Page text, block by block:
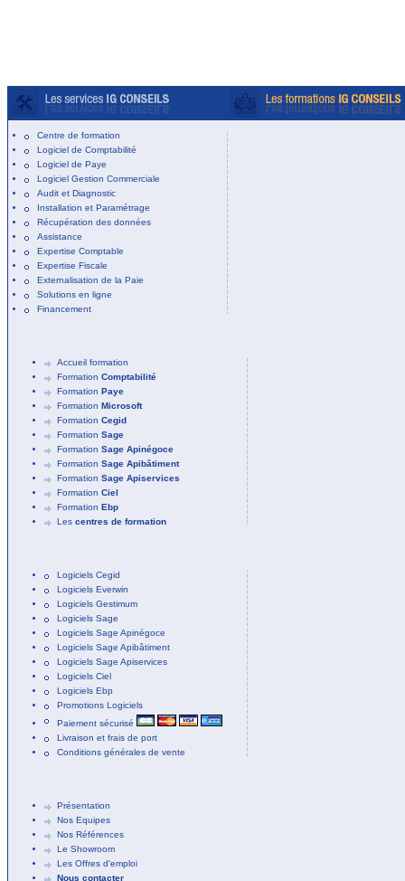
Centre de formation
Logiciel de Comptabilité
Logiciel de Paye
Logiciel Gestion Commerciale
Audit et Diagnostic
Installation et Paramétrage
Récupération des données
Assistance
Expertise Comptable
Expertise Fiscale
Externalisation de la Paie
Solutions en ligne
Financement
Accueil formation
Formation Comptabilité
Formation Paye
Formation Microsoft
Formation Cegid
Formation Sage
Formation Sage Apinégoce
Formation Sage Apibâtiment
Formation Sage Apiservices
Formation Ciel
Formation Ebp
Les centres de formation
Logiciels Cegid
Logiciels Everwin
Logiciels Gestimum
Logiciels Sage
Logiciels Sage Apinégoce
Logiciels Sage Apibâtiment
Logiciels Sage Apiservices
Logiciels Ciel
Logiciels Ebp
Promotions Logiciels
Paiement sécurisé
Livraison et frais de port
Conditions générales de vente
Présentation
Nos Equipes
Nos Références
Le Showroom
Les Offres d'emploi
Nous contacter